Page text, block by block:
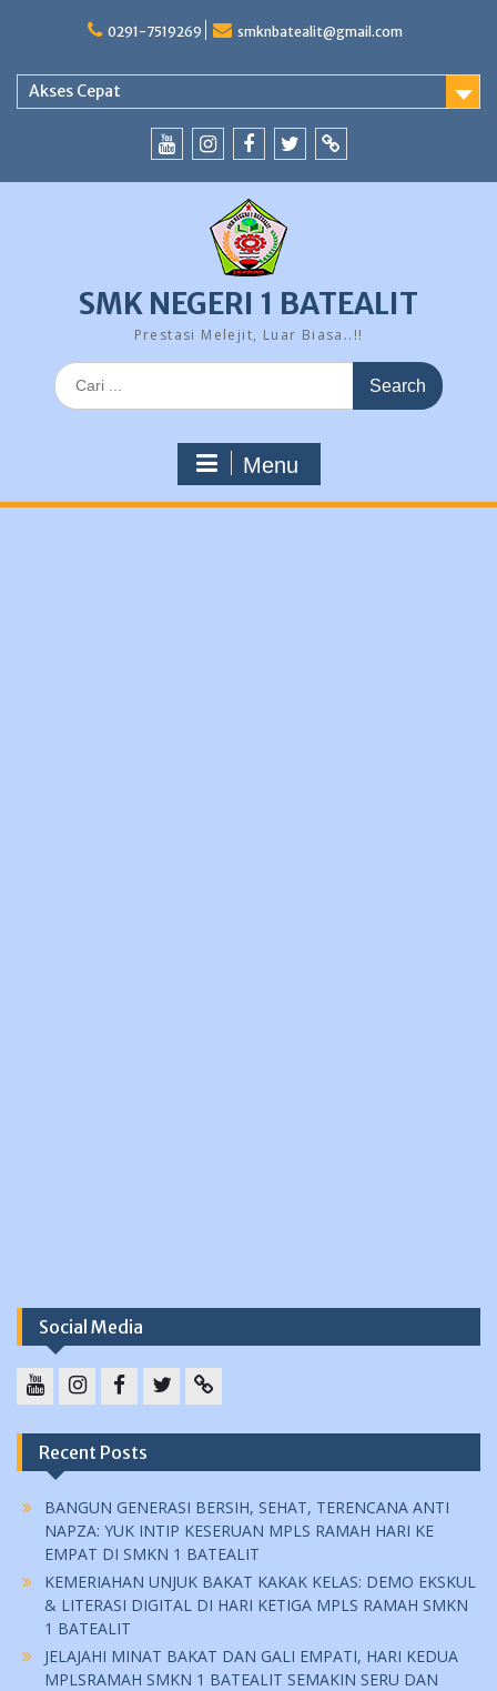
0291-7519269 smknbatealit@gmail.com
Akses Cepat
SMK NEGERI 1 BATEALIT
Prestasi Melejit, Luar Biasa..!!
Search
for:
Menu
Social Media
Recent Posts
BANGUN GENERASI BERSIH, SEHAT, TERENCANA ANTI
NAPZA: YUK INTIP KESERUAN MPLS RAMAH HARI KE
EMPAT DI SMKN 1 BATEALIT
KEMERIAHAN UNJUK BAKAT KAKAK KELAS: DEMO EKSKUL
& LITERASI DIGITAL DI HARI KETIGA MPLS RAMAH SMKN
1 BATEALIT
JELAJAHI MINAT BAKAT DAN GALI EMPATI, HARI KEDUA
MPLSRAMAH SMKN 1 BATEALIT SEMAKIN SERU DAN